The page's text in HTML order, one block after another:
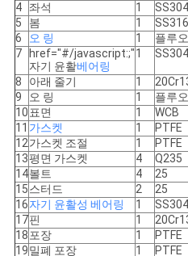
4
좌석 1
5
봄 1 SS316
6
오 링 1 플루
7
href="#/javascript:;"
자기 윤활베어링
1
8 아래 줄기 1
9
오 링 1 플루
10 표면 1 WCB
11 가스켓 1 PTFE
12가스켓 조절 1 PTFE
13평면 가스켓 4 Q235
14볼트 4 25
15스터드 2 25
16자기 윤활성 베어링 1
17핀 1
18 포장 1 PTFE
19밀폐 포장
1
PTFE